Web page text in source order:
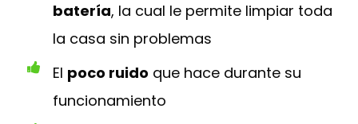
batería, la cual le permite limpiar toda
la casa sin problemas
El poco ruido que hace durante su
funcionamiento